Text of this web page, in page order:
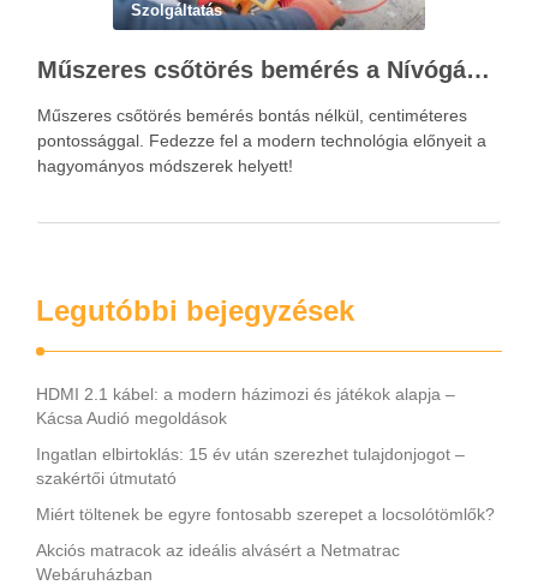
Szolgáltatás
Műszeres csőtörés bemérés a Nívógáz Hungária Kft.-vel
Műszeres csőtörés bemérés bontás nélkül, centiméteres
pontossággal. Fedezze fel a modern technológia előnyeit a
hagyományos módszerek helyett!
Legutóbbi bejegyzések
HDMI 2.1 kábel: a modern házimozi és játékok alapja –
Kácsa Audió megoldások
Ingatlan elbirtoklás: 15 év után szerezhet tulajdonjogot –
szakértői útmutató
Miért töltenek be egyre fontosabb szerepet a locsolótömlők?
Akciós matracok az ideális alvásért a Netmatrac
Webáruházban